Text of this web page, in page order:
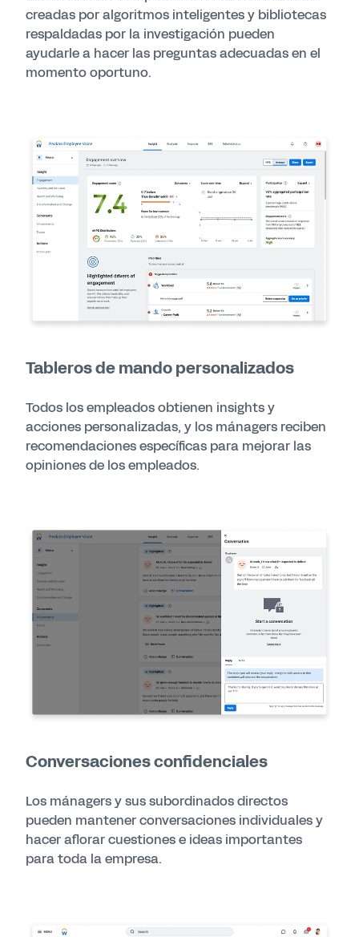
creadas por algoritmos inteligentes y bibliotecas
respaldadas por la investigación pueden
ayudarle a hacer las preguntas adecuadas en el
momento oportuno.
Tableros de mando personalizados
Todos los empleados obtienen insights y
acciones personalizadas, y los mánagers reciben
recomendaciones específicas para mejorar las
opiniones de los empleados.
Conversaciones confidenciales
Los mánagers y sus subordinados directos
pueden mantener conversaciones individuales y
hacer aflorar cuestiones e ideas importantes
para toda la empresa.